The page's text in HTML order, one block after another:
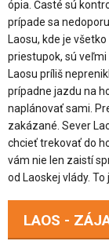
ópia. Časté sú
prípade sa
Laosu, kde je
priestupok, sú
Laosu príliš
prípadne jazdu na
naplánovať sami.
zakázané. Sever
chcieť trekovať do
vám nie len zaistí
od Laoskej vlády.
LAOS -